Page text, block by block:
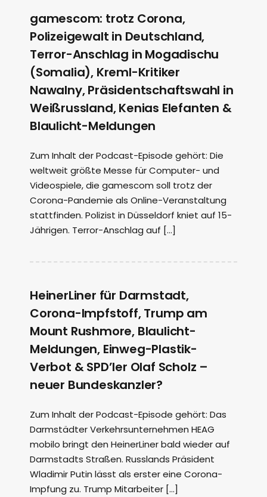
gamescom: trotz Corona,
Polizeigewalt in Deutschland,
Terror-Anschlag in Mogadischu
(Somalia), Kreml-Kritiker
Nawalny, Präsidentschaftswahl in
Weißrussland, Kenias Elefanten &
Blaulicht-Meldungen
Zum Inhalt der Podcast-Episode gehört: Die
weltweit größte Messe für Computer- und
Videospiele, die gamescom soll trotz der
Corona-Pandemie als Online-Veranstaltung
stattfinden. Polizist in Düsseldorf kniet auf 15-
Jährigen. Terror-Anschlag auf […]
HeinerLiner für Darmstadt,
Corona-Impfstoff, Trump am
Mount Rushmore, Blaulicht-
Meldungen, Einweg-Plastik-
Verbot & SPD’ler Olaf Scholz –
neuer Bundeskanzler?
Zum Inhalt der Podcast-Episode gehört: Das
Darmstädter Verkehrsunternehmen HEAG
mobilo bringt den HeinerLiner bald wieder auf
Darmstadts Straßen. Russlands Präsident
Wladimir Putin lässt als erster eine Corona-
Impfung zu. Trump Mitarbeiter […]